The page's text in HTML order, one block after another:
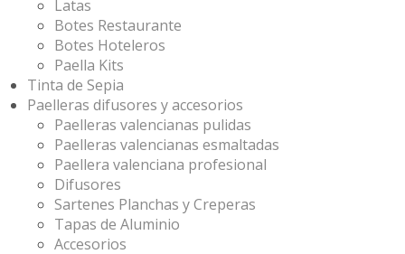
Latas
Botes Restaurante
Botes Hoteleros
Paella Kits
Tinta de Sepia
Paelleras difusores y accesorios
Paelleras valencianas pulidas
Paelleras valencianas esmaltadas
Paellera valenciana profesional
Difusores
Sartenes Planchas y Creperas
Tapas de Aluminio
Accesorios